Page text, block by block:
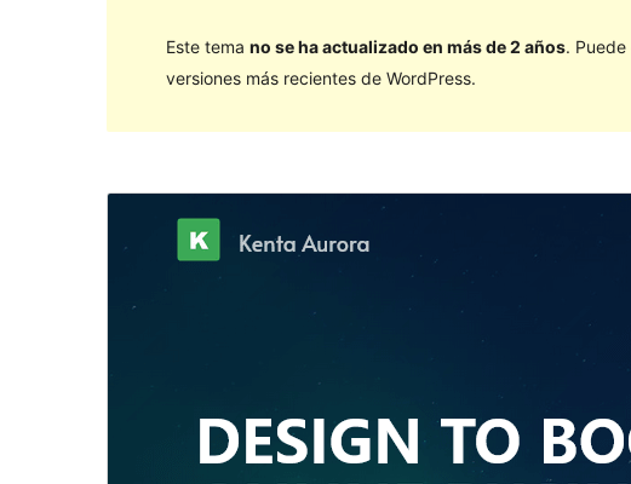
Este tema no se ha actualizado en más de 2 años.
versiones más recientes de WordPress.